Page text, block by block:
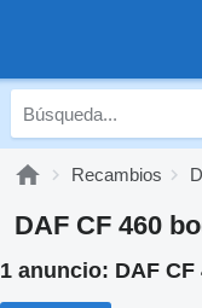
Recambios
DAF CF 460
1 anuncio: DAF